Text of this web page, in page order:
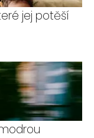
jej potěší